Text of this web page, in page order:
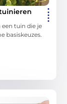
een tuin die je
basiskeuzes.